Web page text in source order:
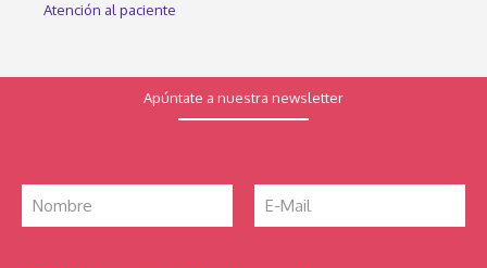
Atención al paciente
Apúntate a nuestra newsletter